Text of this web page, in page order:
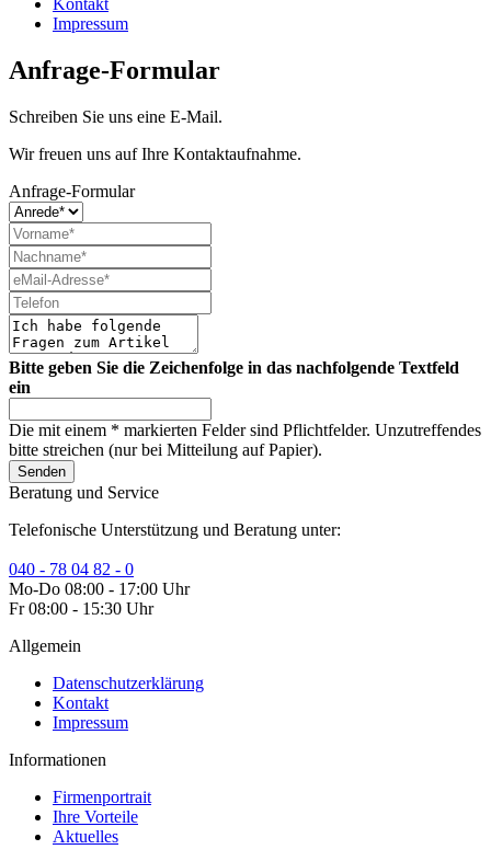
Kontakt
Impressum
Anfrage-Formular
Schreiben Sie uns eine E-Mail.
Wir freuen uns auf Ihre Kontaktaufnahme.
Anfrage-Formular
Bitte geben Sie die Zeichenfolge in das nachfolgende Textfeld
ein
Die mit einem * markierten Felder sind Pflichtfelder. Unzutreffendes
bitte streichen (nur bei Mitteilung auf Papier).
Senden
Beratung und Service
Telefonische Unterstützung und Beratung unter:
040 - 78 04 82 - 0
Mo-Do 08:00 - 17:00 Uhr
Fr 08:00 - 15:30 Uhr
Allgemein
Datenschutzerklärung
Kontakt
Impressum
Informationen
Firmenportrait
Ihre Vorteile
Aktuelles